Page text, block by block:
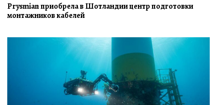
Prysmian приобрела в Шотландии центр подготовки
монтажников кабелей